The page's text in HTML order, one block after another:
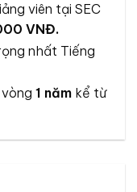
viên tại SEC
VNĐ.
nhất Tiếng
vòng1 năm kể từ